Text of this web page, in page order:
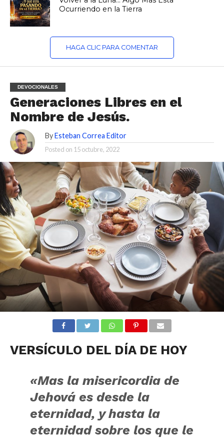
Ocurriendo en la Tierra
HAGA CLIC PARA COMENTAR
DEVOCIONALES
Generaciones Libres en el
Nombre de Jesús.
By Esteban Correa Editor
Posted on 15 octubre, 2022
VERSÍCULO DEL DÍA DE HOY
«Mas la misericordia de
Jehová es desde la
eternidad, y hasta la
eternidad sobre los que le